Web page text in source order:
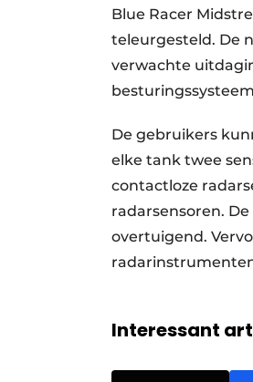
Blue Racer
teleurgesteld. De
verwachte
De gebruikers
elke tank twee
contactloze
radarsensoren.
overtuigend.
Interessant